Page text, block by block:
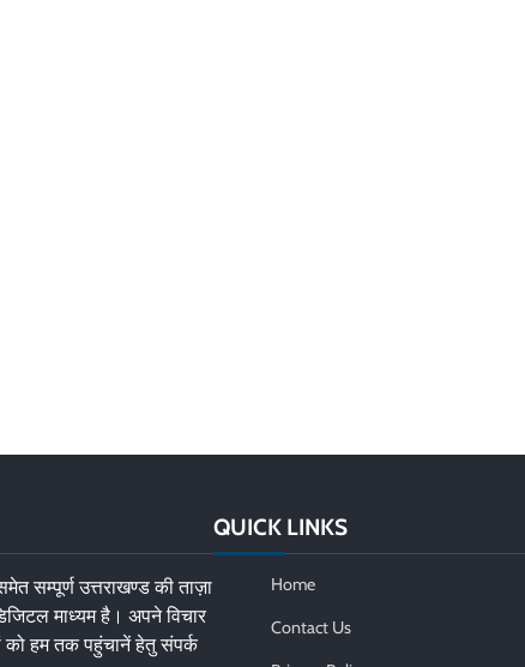
सम्पूर्ण उत्तराखण्ड की ताज़ा
माध्यम है। अपने विचार
को हम तक पहुंचानें हेतु संपर्क
QUICK LINKS
Home
Contact Us